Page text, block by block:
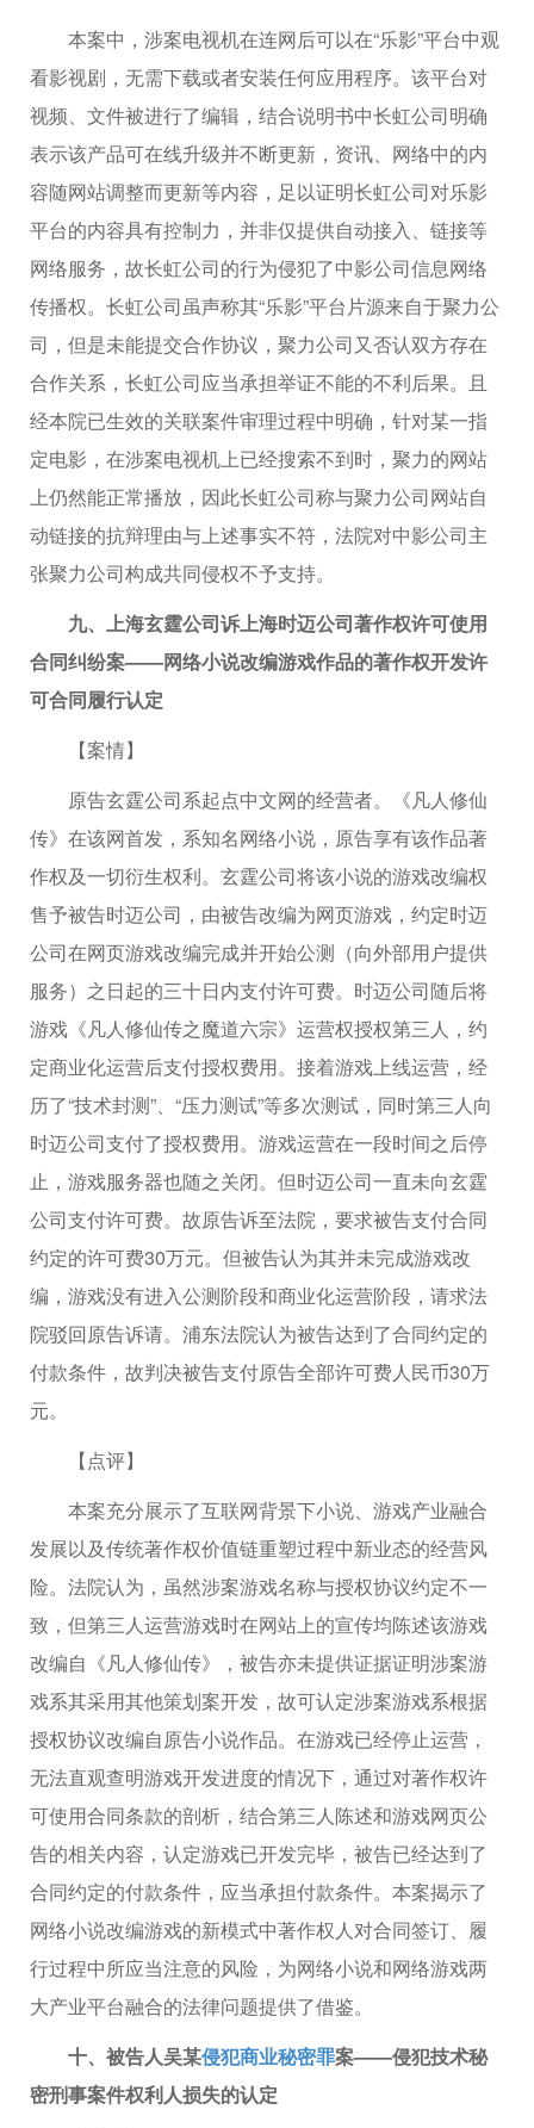
本案中，涉案电视机在连网后可以在“乐影”平台中观
看影视剧，无需下载或者安装任何应用程序。该平台对
视频、文件被进行了编辑，结合说明书中长虹公司明确
表示该产品可在线升级并不断更新，资讯、网络中的内
容随网站调整而更新等内容，足以证明长虹公司对乐影
平台的内容具有控制力，并非仅提供自动接入、链接等
网络服务，故长虹公司的行为侵犯了中影公司信息网络
传播权。长虹公司虽声称其“乐影”平台片源来自于聚力公
司，但是未能提交合作协议，聚力公司又否认双方存在
合作关系，长虹公司应当承担举证不能的不利后果。且
经本院已生效的关联案件审理过程中明确，针对某一指
定电影，在涉案电视机上已经搜索不到时，聚力的网站
上仍然能正常播放，因此长虹公司称与聚力公司网站自
动链接的抗辩理由与上述事实不符，法院对中影公司主
张聚力公司构成共同侵权不予支持。
九、上海玄霆公司诉上海时迈公司著作权许可使用
合同纠纷案——网络小说改编游戏作品的著作权开发许
可合同履行认定
【案情】
原告玄霆公司系起点中文网的经营者。《凡人修仙
传》在该网首发，系知名网络小说，原告享有该作品著
作权及一切衍生权利。玄霆公司将该小说的游戏改编权
售予被告时迈公司，由被告改编为网页游戏，约定时迈
公司在网页游戏改编完成并开始公测（向外部用户提供
服务）之日起的三十日内支付许可费。时迈公司随后将
游戏《凡人修仙传之魔道六宗》运营权授权第三人，约
定商业化运营后支付授权费用。接着游戏上线运营，经
历了“技术封测”、“压力测试”等多次测试，同时第三人向
时迈公司支付了授权费用。游戏运营在一段时间之后停
止，游戏服务器也随之关闭。但时迈公司一直未向玄霆
公司支付许可费。故原告诉至法院，要求被告支付合同
约定的许可费30万元。但被告认为其并未完成游戏改
编，游戏没有进入公测阶段和商业化运营阶段，请求法
院驳回原告诉请。浦东法院认为被告达到了合同约定的
付款条件，故判决被告支付原告全部许可费人民币30万
元。
【点评】
本案充分展示了互联网背景下小说、游戏产业融合
发展以及传统著作权价值链重塑过程中新业态的经营风
险。法院认为，虽然涉案游戏名称与授权协议约定不一
致，但第三人运营游戏时在网站上的宣传均陈述该游戏
改编自《凡人修仙传》，被告亦未提供证据证明涉案游
戏系其采用其他策划案开发，故可认定涉案游戏系根据
授权协议改编自原告小说作品。在游戏已经停止运营，
无法直观查明游戏开发进度的情况下，通过对著作权许
可使用合同条款的剖析，结合第三人陈述和游戏网页公
告的相关内容，认定游戏已开发完毕，被告已经达到了
合同约定的付款条件，应当承担付款条件。本案揭示了
网络小说改编游戏的新模式中著作权人对合同签订、履
行过程中所应当注意的风险，为网络小说和网络游戏两
大产业平台融合的法律问题提供了借鉴。
十、被告人吴某侵犯商业秘密罪案——侵犯技术秘
密刑事案件权利人损失的认定